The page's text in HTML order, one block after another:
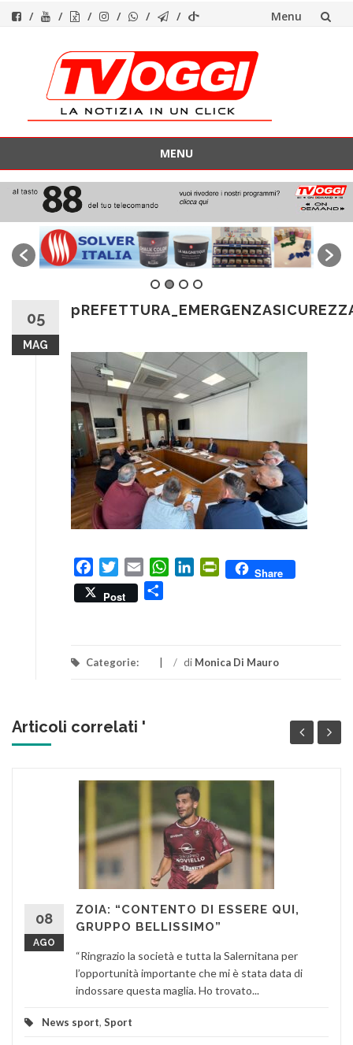
Menu
contenuto
MENU
contenuto
05
MAG
FacebookTwitterEmail WhatsApp
LinkedInPrintFriendly
Share
Post
Categorie: / di Monica Di Mauro
Articoli correlati '
08
AGO
ZOIA: “CONTENTO DI ESSERE QUI,
GRUPPO BELLISSIMO”
“Ringrazio la società e tutta la Salernitana per
l’opportunità importante che mi è stata data di
indossare questa maglia. Ho trovato...
News sport, Sport